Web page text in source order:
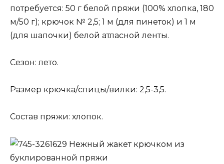
потребуется: 50 г белой пряжи (100% хлопка, 180
м/50 г); крючок № 2,5; 1 м (для пинеток) и 1 м
(для шапочки) белой атласной ленты.
Сезон: лето.
Размер крючка/спицы/вилки: 2,5-3,5.
Состав пряжи: хлопок.
Нежный жакет крючком из
буклированной пряжи